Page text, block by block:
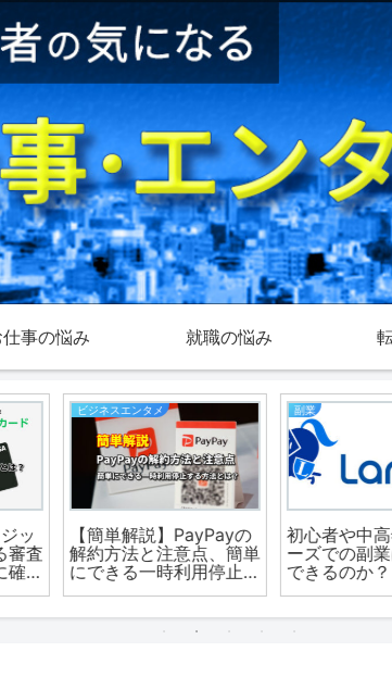
仕事の悩み 就職の悩み
ビジネスエンタメ
【簡単解説】PayPayの
解約方法と注意点、簡単
にできる一時利用停止す
初心者や中高年に
ーズでの副業はお
できるのか？【口